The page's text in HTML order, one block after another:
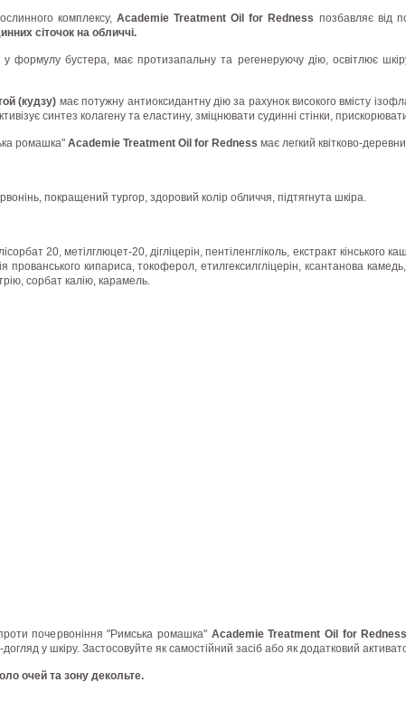
комплексу,Academie Treatment Oil for Redness позбавляє від
сіточок на обличчі.
формулу бустера, має протизапальну та регенеруючу дію, освітлює
(кудзу) має потужну антиоксидантну дію за рахунок високого вмісту
синтез колагену та еластину, зміцнювати судинні стінки,
ромашка" Academie Treatment Oil for Redness має легкий квітково-
покращений тургор, здоровий колір обличчя, підтягнута шкіра.
20, метілглюцет-20, дігліцерін, пентіленгліколь, екстракт кінського
прованського кипариса, токоферол, етилгексилгліцерін, ксантанова
сорбат калію, карамель.
почервоніння "Римська ромашка"Academie Treatment Oil for
у шкіру. Застосовуйте як самостійний засіб або як додатковий
очей та зону декольте.